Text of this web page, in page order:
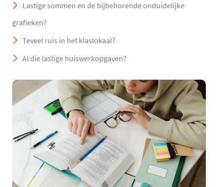
Lastige sommen en de bijbehorende onduidelijke
grafieken?
Teveel ruis in het klaslokaal?
Al die lastige huiswerkopgaven?